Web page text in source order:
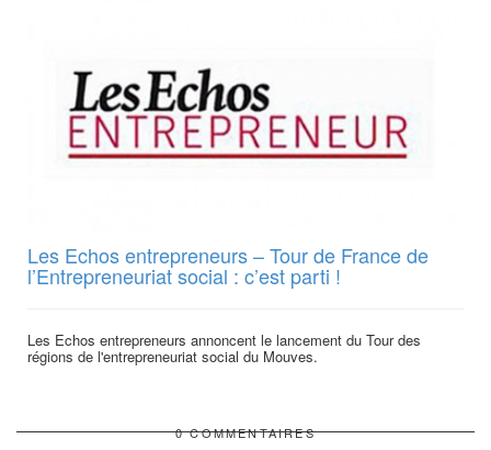
Les Echos entrepreneurs – Tour de France de
l’Entrepreneuriat social : c’est parti !
Les Echos entrepreneurs annoncent le lancement du Tour des
régions de l'entrepreneuriat social du Mouves.
0 COMMENTAIRES